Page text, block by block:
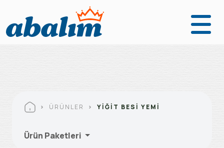
ÜRÜNLER YIĞIT BESI YEMI
Ürün Paketleri